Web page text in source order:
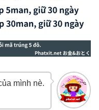
mình nè.